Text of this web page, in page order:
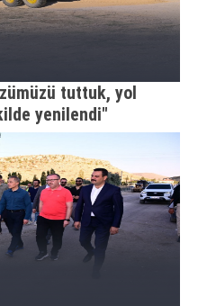
tuttuk, yol
yenilendi"